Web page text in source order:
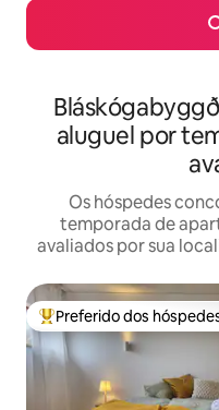
aluguel por
Os hóspedes
temporada de
avaliados por sua
Entre os melhores
Preferido dos